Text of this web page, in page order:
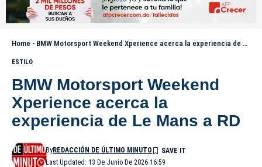
Home - BMW Motorsport Weekend Xperience acerca la experiencia de Le Mans a RD
ESTILO
BMW Motorsport Weekend
Xperience acerca la
experiencia de Le Mans a RD
Last Updated: 13 De Junio De 2026 16:59
ByREDACCIÓN DE ÚLTIMO MINUTO